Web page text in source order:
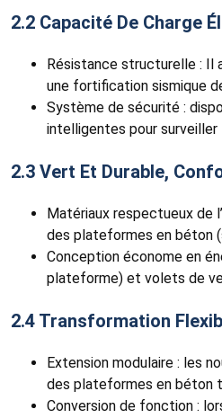
2.2 Capacité De Charge
Résistance structurelle : Il
une fortification sismique
Système de sécurité :
intelligentes pour
2.3 Vert Et Durable,
Matériaux respectueux de
des plateformes en béton
Conception économe en
plateforme) et volets de
2.4 Transformation
Extension modulaire : les
des plateformes en béton
Conversion de fonction :